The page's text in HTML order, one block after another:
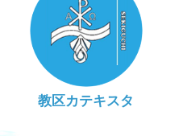
教区カテキスタ